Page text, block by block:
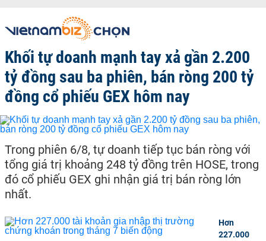
Khối tự doanh mạnh tay xả gần 2.200
tỷ đồng sau ba phiên, bán ròng 200 tỷ
đồng cổ phiếu GEX hôm nay
Trong phiên 6/8, tự doanh tiếp tục bán ròng với
tổng giá trị khoảng 248 tỷ đồng trên HOSE, trong
đó cổ phiếu GEX ghi nhận giá trị bán ròng lớn
nhất.
Hơn
227.000